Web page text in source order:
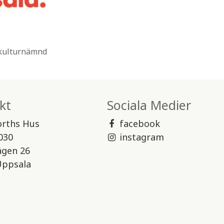
Hus
26
Sociala Medier
facebook
instagram